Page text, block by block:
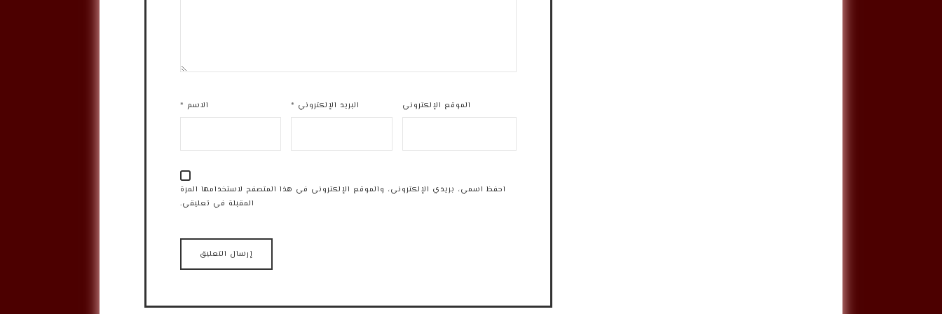
الاسم * البريد الإلكتروني * الموقع الإلكتروني
احفظ اسمي، بريدي الإلكتروني، والموقع الإلكتروني في هذا المتصفح لاستخدامها المرة
المقبلة في تعليقي.